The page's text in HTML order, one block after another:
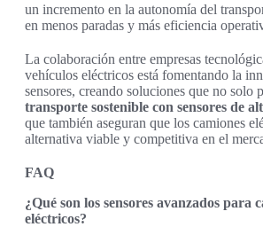
un incremento en la autonomía del
en menos paradas y más eficiencia
La colaboración entre empresas
vehículos eléctricos está fomentando la
sensores, creando soluciones que no solo
transporte sostenible con sensores de
que también aseguran que los camiones
alternativa viable y competitiva en el
FAQ
¿Qué son los sensores avanzados para
eléctricos?